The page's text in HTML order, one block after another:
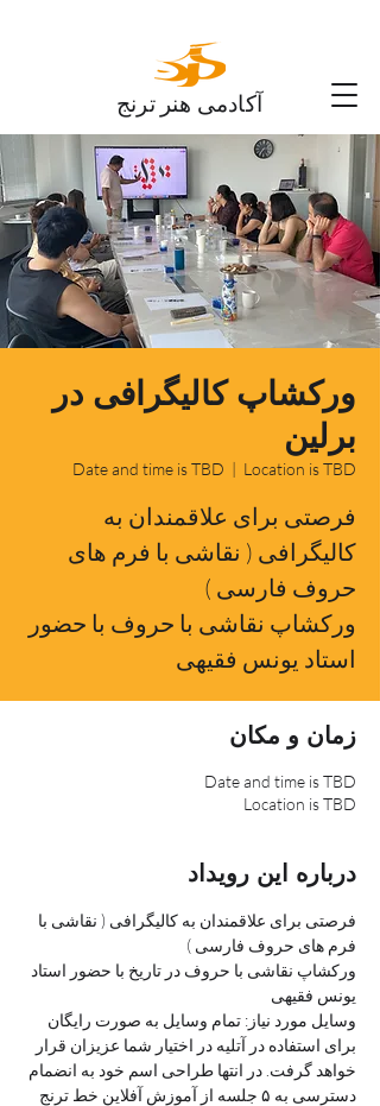
آکادمی هنر ترنج
ورکشاپ کالیگرافی در
برلین
Date and time is TBD
  |
Location is TBD
فرصتی برای علاقمندان به
کالیگرافی ( نقاشی با فرم های
ورکشاپ نقاشی با حروف با حضور
استاد یونس فقیهی
زمان و مکان
Date and time is TBD
Location is TBD
درباره این رویداد
فرصتی برای علاقمندان به کالیگرافی ( نقاشی با
فرم های حروف فارسی )
ورکشاپ نقاشی با حروف در تاریخ با حضور استاد
یونس فقیهی
وسایل مورد نیاز: تمام وسایل به صورت رایگان
برای استفاده در آتلیه در اختیار شما عزیزان قرار
خواهد گرفت. در انتها طراحی اسم خود به انضمام
دسترسی به ۵ جلسه از آموزش آفلاین خط ترنج